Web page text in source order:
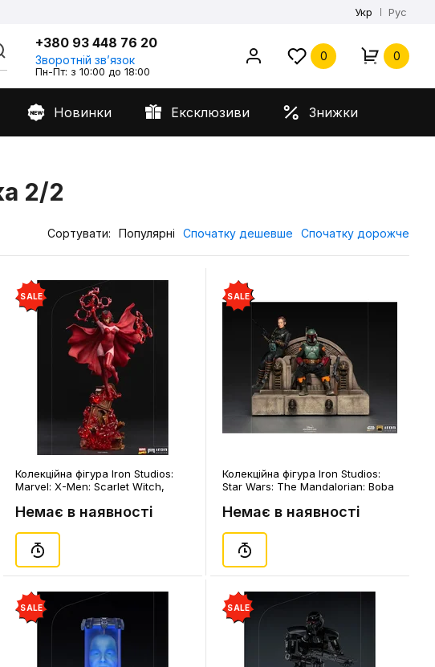
Укр Рус
+380 93 448 76 20
Зворотній звʼязок
Пн-Пт: з 10:00 до 18:00
0 0
Новинки Ексклюзиви Знижки
2/2
Сортувати: Популярні Спочатку дешевше Спочатку дорожче
SALE
Колекційна фігура Iron Studios:
Marvel: X-Men: Scarlet Witch,
Немає в наявності
SALE
Колекційна фігура Iron Studios:
Star Wars: The Mandalorian: Boba
(Deluxe), (128105)
Немає в наявності
SALE SALE